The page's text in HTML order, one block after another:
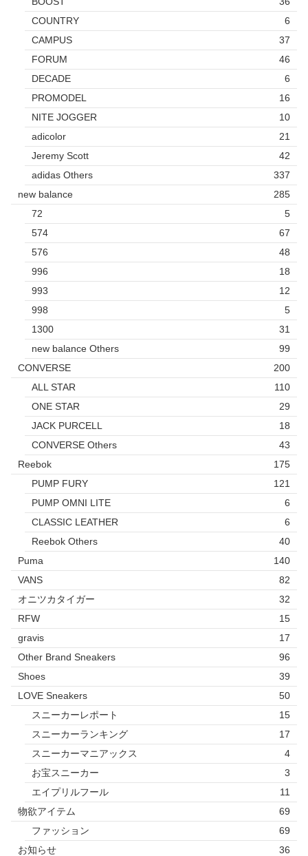
COUNTRY
6
CAMPUS
37
FORUM
46
DECADE
6
PROMODEL
16
NITE JOGGER
10
adicolor
21
Jeremy Scott
42
adidas Others
337
new balance
285
72
5
574
67
576
48
996
18
993
12
998
5
1300
31
new balance Others
99
CONVERSE
200
ALL STAR
110
ONE STAR
29
JACK PURCELL
18
CONVERSE Others
43
Reebok
175
PUMP FURY
121
PUMP OMNI LITE
6
CLASSIC LEATHER
6
Reebok Others
40
Puma
140
VANS
82
オニツカタイガー
32
RFW
15
gravis
17
Other Brand Sneakers
96
Shoes
39
LOVE Sneakers
50
スニーカーレポート
15
スニーカーランキング
17
スニーカーマニアックス
4
お宝スニーカー
3
エイプリルフール
11
物欲アイテム
69
ファッション
69
お知らせ
36